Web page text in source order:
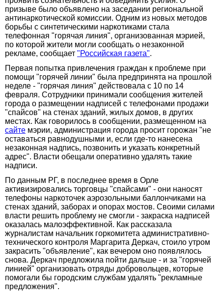
призыве было объявлено на заседании региональной
антинаркотической комиссии. Одним из новых методов
борьбы с синтетическими наркотиками стала
телефонная "горячая линия", организованная мэрией,
по которой жители могли сообщать о незаконной
рекламе, сообщает "Российская газета".
Первая попытка привлечения граждан к проблеме при
помощи "горячей линии" была предпринята на прошлой
неделе - "горячая линия" действовала с 10 по 14
февраля. Сотрудники принимали сообщения жителей
города о размещении надписей с телефонами продажи
"спайсов" на стенах зданий, жилых домов, в других
местах. Как говорилось в сообщении, размещенном на
сайте мэрии, администрация города просит горожан "не
оставаться равнодушными и, если где-то нанесена
незаконная надпись, позвонить и указать конкретный
адрес". Власти обещали оперативно удалять такие
надписи.
По данным РГ, в последнее время в Орле
активизировались торговцы "спайсами" - они наносят
телефоны наркоточек аэрозольными баллончиками на
стенах зданий, заборах и опорах мостов. Своими силами
власти решить проблему не смогли - закраска надписей
оказалась малоэффективной. Как рассказала
журналистам начальник горкомитета административно-
технического контроля Маргарита Деркач, стоило утром
закрасить "объявление", как вечером оно появлялось
снова. Деркач предложила пойти дальше - и за "горячей
линией" организовать отряды добровольцев, которые
помогали бы городским службам удалять "рекламные
предложения".